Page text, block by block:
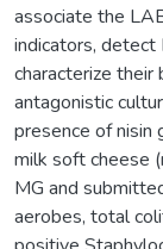
associate the
indicators,
characterize their
antagonistic
presence of nisin
milk soft cheese
MG and
aerobes, total